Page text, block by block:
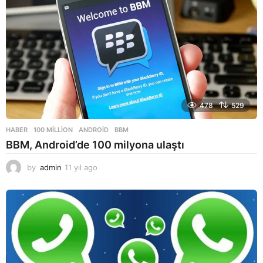
a
g
o
478 529
HABER 100 MILLION ,ANDROID ,BBM
BBM, Android’de 100 milyona ulaştı
by admin 11 yıl ago
y